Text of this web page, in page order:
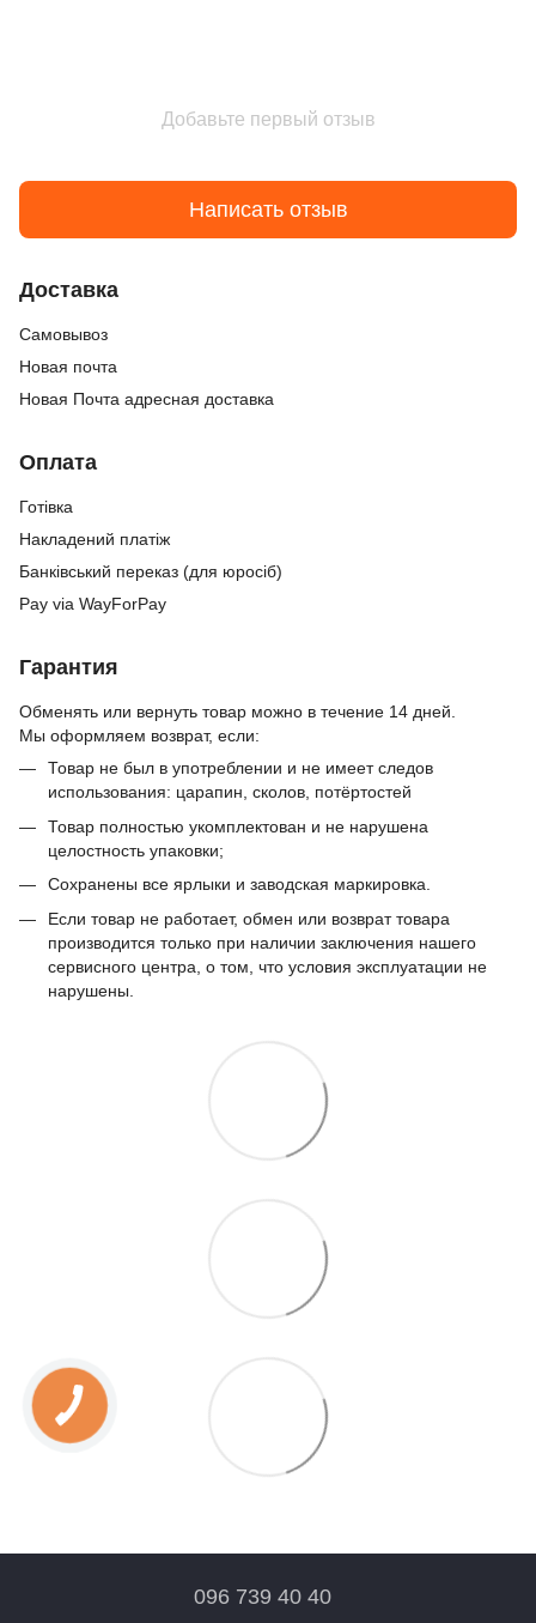
Добавьте первый отзыв
Написать отзыв
Доставка
Cамовывоз
Новая почта
Новая Почта адресная доставка
Оплата
Готівка
Накладений платіж
Банківський переказ (для юросіб)
Pay via WayForPay
Гарантия
Обменять или вернуть товар можно в течение 14 дней.
Мы оформляем возврат, если:
Товар не был в употреблении и не имеет следов
использования: царапин, сколов, потёртостей
Товар полностью укомплектован и не нарушена
целостность упаковки;
Сохранены все ярлыки и заводская маркировка.
Если товар не работает, обмен или возврат товара
производится только при наличии заключения нашего
сервисного центра, о том, что условия эксплуатации не
нарушены.
096 739 40 40